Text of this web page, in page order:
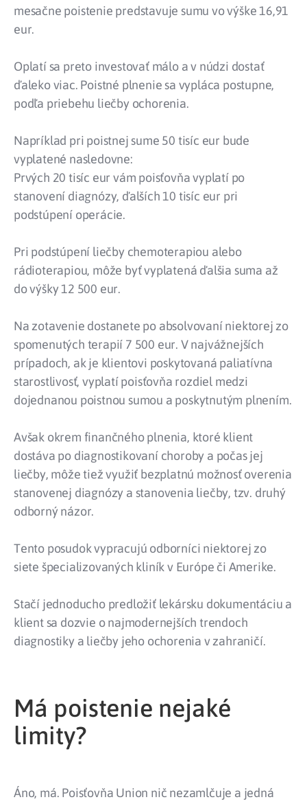
mesačne poistenie predstavuje sumu vo výške 16,91
eur.
Oplatí sa preto investovať málo a v núdzi dostať
ďaleko viac. Poistné plnenie sa vypláca postupne,
podľa priebehu liečby ochorenia.
Napríklad pri poistnej sume 50 tisíc eur bude
vyplatené nasledovne:
Prvých 20 tisíc eur vám poisťovňa vyplatí po
stanovení diagnózy, ďalších 10 tisíc eur pri
podstúpení operácie.
Pri podstúpení liečby chemoterapiou alebo
rádioterapiou, môže byť vyplatená ďalšia suma až
do výšky 12 500 eur.
Na zotavenie dostanete po absolvovaní niektorej zo
spomenutých terapií 7 500 eur. V najvážnejších
prípadoch, ak je klientovi poskytovaná paliatívna
starostlivosť, vyplatí poisťovňa rozdiel medzi
dojednanou poistnou sumou a poskytnutým plnením.
Avšak okrem finančného plnenia, ktoré klient
dostáva po diagnostikovaní choroby a počas jej
liečby, môže tiež využiť bezplatnú možnosť overenia
stanovenej diagnózy a stanovenia liečby, tzv. druhý
odborný názor.
Tento posudok vypracujú odborníci niektorej zo
siete špecializovaných kliník v Európe či Amerike.
Stačí jednoducho predložiť lekársku dokumentáciu a
klient sa dozvie o najmodernejších trendoch
diagnostiky a liečby jeho ochorenia v zahraničí.
Má poistenie nejaké
limity?
Áno, má. Poisťovňa Union nič nezamlčuje a jedná